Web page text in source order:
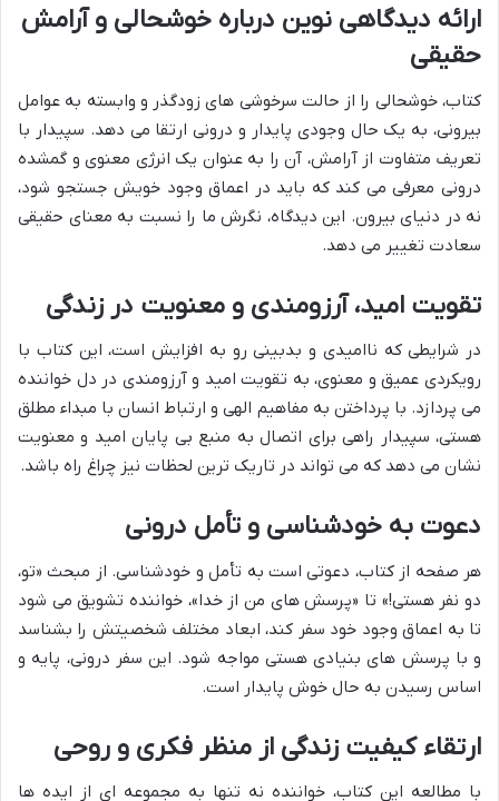
ارائه دیدگاهی نوین درباره خوشحالی و آرامش
حقیقی
کتاب، خوشحالی را از حالت سرخوشی های زودگذر و وابسته به عوامل
بیرونی، به یک حال وجودی پایدار و درونی ارتقا می دهد. سپیدار با
تعریف متفاوت از آرامش، آن را به عنوان یک انرژی معنوی و گمشده
درونی معرفی می کند که باید در اعماق وجود خویش جستجو شود،
نه در دنیای بیرون. این دیدگاه، نگرش ما را نسبت به معنای حقیقی
سعادت تغییر می دهد.
تقویت امید، آرزومندی و معنویت در زندگی
در شرایطی که ناامیدی و بدبینی رو به افزایش است، این کتاب با
رویکردی عمیق و معنوی، به تقویت امید و آرزومندی در دل خواننده
می پردازد. با پرداختن به مفاهیم الهی و ارتباط انسان با مبداء مطلق
هستی، سپیدار راهی برای اتصال به منبع بی پایان امید و معنویت
نشان می دهد که می تواند در تاریک ترین لحظات نیز چراغ راه باشد.
دعوت به خودشناسی و تأمل درونی
هر صفحه از کتاب، دعوتی است به تأمل و خودشناسی. از مبحث «تو،
دو نفر هستی!» تا «پرسش های من از خدا»، خواننده تشویق می شود
تا به اعماق وجود خود سفر کند، ابعاد مختلف شخصیتش را بشناسد
و با پرسش های بنیادی هستی مواجه شود. این سفر درونی، پایه و
اساس رسیدن به حال خوش پایدار است.
ارتقاء کیفیت زندگی از منظر فکری و روحی
با مطالعه این کتاب، خواننده نه تنها به مجموعه ای از ایده ها